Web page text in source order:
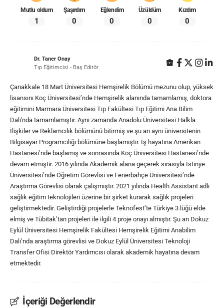
Mutlu oldum
1
Şaşırdım
0
Eğlendim
0
Üzüldüm
0
Kızdım
0
Dr. Taner Onay
Tıp Eğitimcisi - Baş Editör
Çanakkale 18 Mart Üniversitesi Hemşirelik Bölümü mezunu olup, yüksek
lisansını Koç Üniversitesi’nde Hemşirelik alanında tamamlamış, doktora
eğitimini Marmara Üniversitesi Tıp Fakültesi Tıp Eğitimi Ana Bilim
Dalı'nda tamamlamıştır. Aynı zamanda Anadolu Üniversitesi Halkla
İlişkiler ve Reklamcılık bölümünü bitirmiş ve şu an aynı üniversitenin
Bilgisayar Programcılığı bölümüne başlamıştır. İş hayatına Amerikan
Hastanesi’nde başlamış ve sonrasında Koç Üniversitesi Hastanesi’nde
devam etmiştir. 2016 yılında Akademik alana geçerek sırasıyla İstinye
Üniversitesi’nde Öğretim Görevlisi ve Fenerbahçe Üniversitesi’nde
Araştırma Görevlisi olarak çalışmıştır. 2021 yılında Health Assistant adlı
sağlık eğitim teknolojileri üzerine bir şirket kurarak sağlık projeleri
geliştirmektedir. Geliştirdiği projelerle Teknofest’te Türkiye 3.lüğü elde
elmiş ve Tübitak’tan projeleri ile ilgili 4 proje onayı almıştır. Şu an Dokuz
Eylül Üniversitesi Hemşirelik Fakültesi Hemşirelik Eğitimi Anabilim
Dalı’nda araştırma görevlisi ve Dokuz Eylül Üniversitesi Teknoloji
Transfer Ofisi Direktör Yardımcısı olarak akademik hayatına devam
etmektedir.
İçeriği Değerlendir